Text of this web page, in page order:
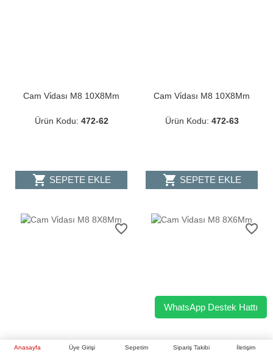
Anasayfa Üye Girişi Sepetim Sipariş Takibi İletişim
Cam Vi̇dası M8 10X8Mm
Ürün Kodu: 472-62
shopping_cart SEPETE EKLE
Cam Vi̇dası M8 10X8Mm
Ürün Kodu: 472-63
shopping_cart SEPETE EKLE
favorite_border favorite_border
WhatsApp Destek Hattı